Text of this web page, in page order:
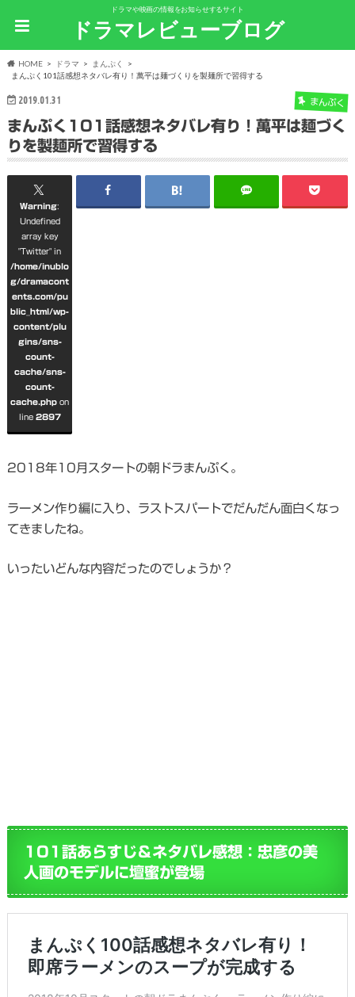
ドラマや映画の情報をお知らせするサイト
ドラマレビューブログ
HOME ドラマ
まんぷく
まんぷく101話感想ネタバレ有り！萬平は麺づくりを製麺所で習得する
2019.01.31 まんぷく
まんぷく101話感想ネタバレ有り！萬平は麺づく
りを製麺所で習得する
Warning:
Undefined
array key
"Twitter" in
/home/inublo
g/dramacont
ents.com/pu
blic_html/wp-
content/plu
gins/sns-
count-
cache/sns-
count-
cache.php on
line 2897
2018年10月スタートの朝ドラまんぷく。
ラーメン作り編に入り、ラストスパートでだんだん面白くなっ
てきましたね。
いったいどんな内容だったのでしょうか？
101話あらすじ＆ネタバレ感想：忠彦の美
人画のモデルに壇蜜が登場